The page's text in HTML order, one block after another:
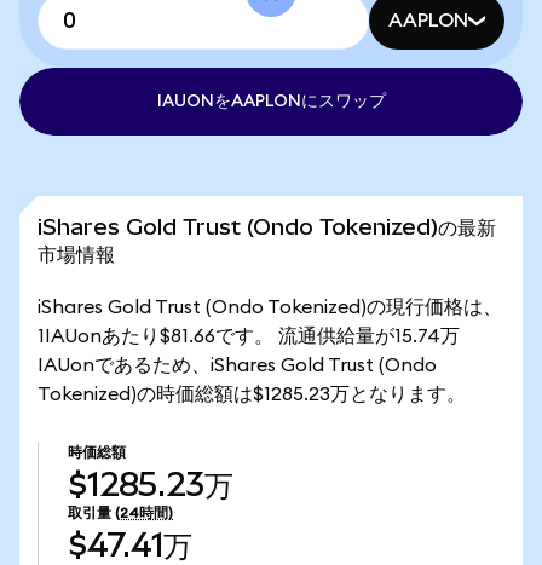
AAPLON
IAUONをAAPLONにスワップ
iShares Gold Trust (Ondo Tokenized)の最新
市場情報
iShares Gold Trust (Ondo Tokenized)の現行価格は、
1IAUonあたり$81.66です。 流通供給量が15.74万
IAUonであるため、iShares Gold Trust (Ondo
Tokenized)の時価総額は$1285.23万となります。
時価総額
$1285.23万
取引量 (24時間)
$47.41万